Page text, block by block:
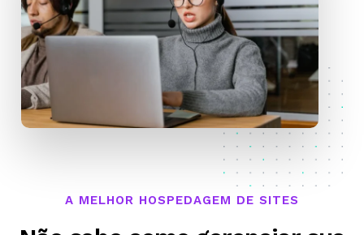
A MELHOR HOSPEDAGEM DE SITES